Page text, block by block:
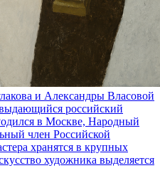
и Александры Власовой
российский
в Москве, Народный
член Российской
хранятся в крупных
художника выделяется